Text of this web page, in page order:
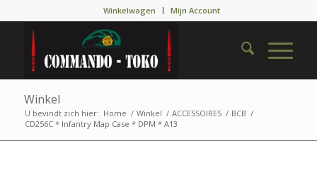
Winkelwagen Mijn Account
Winkel
U bevindt zich hier: Home / Winkel / ACCESSOIRES / BCB /
CD256C * Infantry Map Case * DPM * A13